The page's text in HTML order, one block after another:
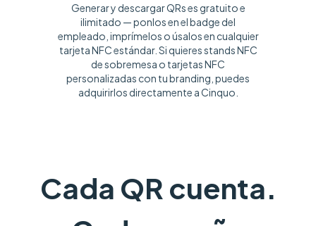
Generar y descargar QRs es gratuito e
ilimitado — ponlos en el badge del
empleado, imprímelos o úsalos en cualquier
tarjeta NFC estándar. Si quieres stands NFC
de sobremesa o tarjetas NFC
personalizadas con tu branding, puedes
adquirirlos directamente a Cinquo.
Cada QR cuenta.